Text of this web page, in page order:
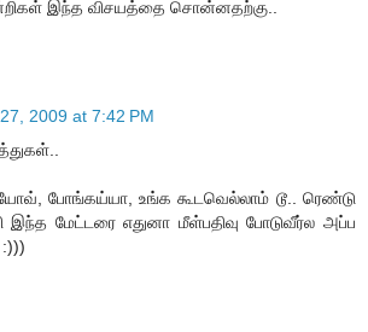
இந்த விசயத்தை சொன்னதற்கு..
2009 at 7:42 PM
யோவ், போங்கய்யா, உங்க கூடவெல்லாம் டூ.. ரெண்டு
இந்த மேட்டரை எதுனா மீள்பதிவு போடுவீர்ல‌ அப்ப